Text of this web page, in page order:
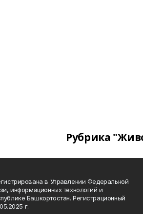
Рубрика
в Управлении Федеральной
информационных технологий и
Башкортостан. Регистрационный
г.